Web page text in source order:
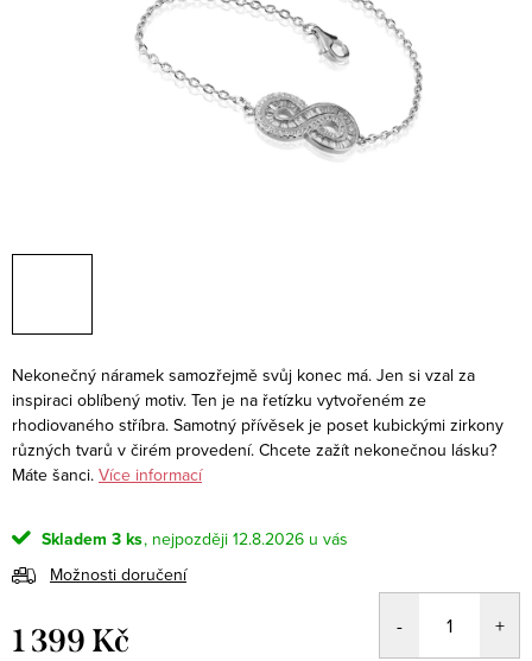
Nekonečný náramek samozřejmě svůj konec má. Jen si vzal za
inspiraci oblíbený motiv. Ten je na řetízku vytvořeném ze
rhodiovaného stříbra. Samotný přívěsek je poset kubickými zirkony
různých tvarů v čirém provedení. Chcete zažít nekonečnou lásku?
Máte šanci. Více informací
Skladem 3 ks
12.8.2026
Možnosti doručení
1 399 Kč